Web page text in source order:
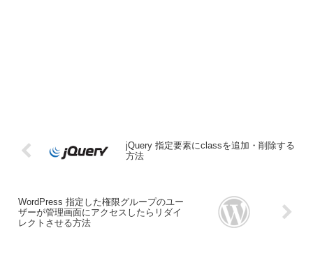
jQuery 指定要素にclassを追加・削除する
方法
WordPress 指定した権限グループのユー
ザーが管理画面にアクセスしたらリダイ
レクトさせる方法